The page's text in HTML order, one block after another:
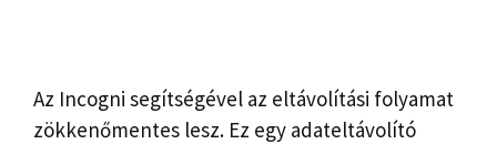
Az Incogni segítségével az eltávolítási folyamat
zökkenőmentes lesz. Ez egy adateltávolító